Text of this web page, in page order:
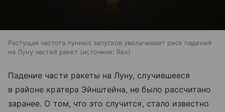
Растущая частота лунных запусков увеличивает риск падения
на Луну частей ракет
источник: Rex
Падение части ракеты на Луну, случившееся
в районе кратера Эйнштейна, не было рассчитано
заранее. О том, что это случится, стало известно